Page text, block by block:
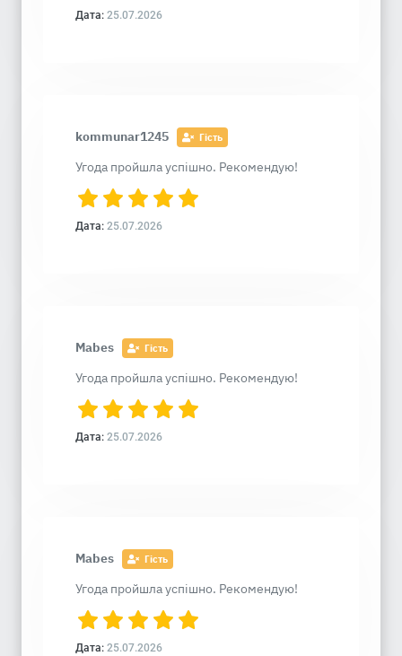
Дата: 25.07.2026
kommunar1245 Гість
Угода пройшла успішно. Рекомендую!
Дата: 25.07.2026
Mabes Гість
Угода пройшла успішно. Рекомендую!
Дата: 25.07.2026
Mabes Гість
Угода пройшла успішно. Рекомендую!
Дата: 25.07.2026